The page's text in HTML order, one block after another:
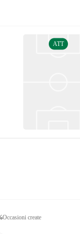
ATT
Occasioni create